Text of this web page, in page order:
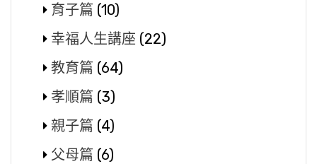
育子篇 (10)
幸福人生講座 (22)
教育篇 (64)
孝順篇 (3)
親子篇 (4)
父母篇 (6)